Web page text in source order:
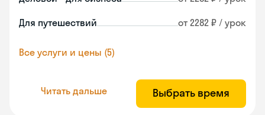
Для путешествий от 2282 ₽ / урок
Все услуги и цены (5)
Читать дальше Выбрать время